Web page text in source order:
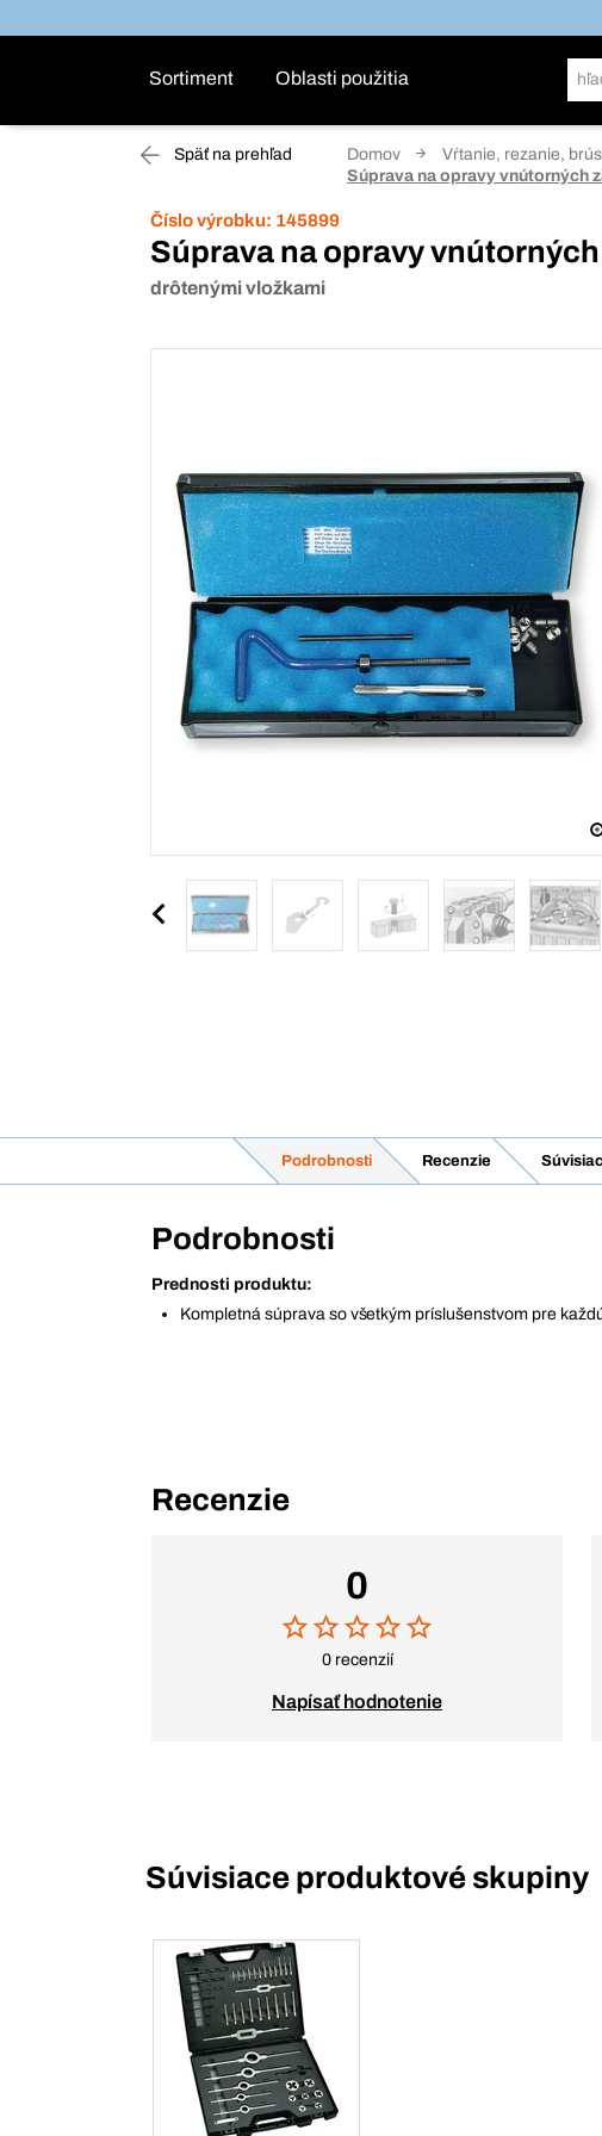
Sortiment Oblasti použitia
Späť na prehľad Domov Vŕtanie, rezanie,
Súprava na opravy vnútorných
Číslo výrobku: 145899
Súprava na opravy
drôtenými vložkami
Podrobnosti Recenzie
Podrobnosti
Prednosti produktu:
Kompletná súprava so všetkým príslušenstvom pre
Recenzie
0
0 recenzií
Napísať hodnotenie
Súvisiace produktové skupiny